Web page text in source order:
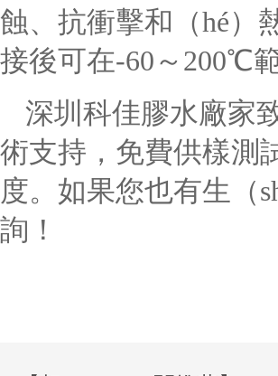
蝕、抗衝擊和（hé）
接後可在-60～200℃
深圳科佳膠水廠家
術支持，免費供樣測
度。如果您也有生（
詢！